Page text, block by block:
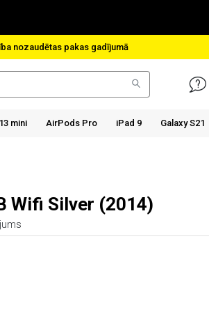
nozaudētas pakas gadījumā
mini AirPods Pro iPad 9 Galaxy S21
Wifi Silver (2014)